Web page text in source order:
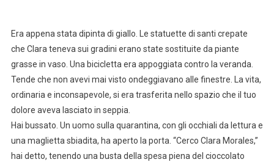
Era appena stata dipinta di giallo. Le statuette di santi crepate
che Clara teneva sui gradini erano state sostituite da piante
grasse in vaso. Una bicicletta era appoggiata contro la veranda.
Tende che non avevi mai visto ondeggiavano alle finestre. La vita,
ordinaria e inconsapevole, si era trasferita nello spazio che il tuo
dolore aveva lasciato in seppia.
Hai bussato. Un uomo sulla quarantina, con gli occhiali da lettura e
una maglietta sbiadita, ha aperto la porta. “Cerco Clara Morales,”
hai detto, tenendo una busta della spesa piena del cioccolato